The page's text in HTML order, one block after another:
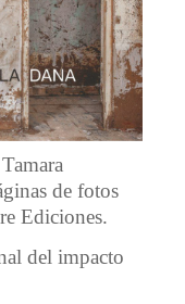
de fotos
Ediciones.
del impacto